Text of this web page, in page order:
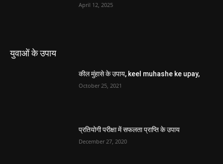
April 12, 2025
युवाओं के उपाय
कील मुंहासे के उपाय, keel muhashe ke upay,
October 25, 2021
प्रतियोगी परीक्षा में सफलता प्राप्ति के उपाय
December 27, 2020